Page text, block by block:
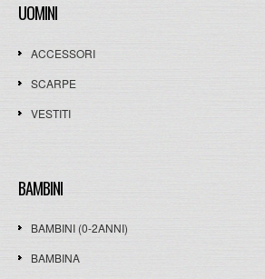
UOMINI
ACCESSORI
SCARPE
VESTITI
BAMBINI
BAMBINI (0-2ANNI)
BAMBINA